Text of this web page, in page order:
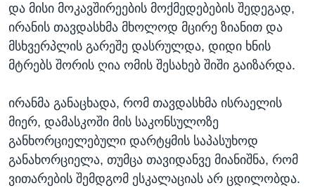
და მისი მოკავშირეების მოქმედებების შედეგად,
ირანის თავდასხმა მხოლოდ მცირე ზიანით და
მსხვერპლის გარეშე დასრულდა, დიდი ხნის
მტრებს შორის ღია ომის შესახებ შიში გაიზარდა.
ირანმა განაცხადა, რომ თავდასხმა ისრაელის
მიერ, დამასკოში მის საკონსულოზე
განხორციელებული დარტყმის საპასუხოდ
განახორციელა, თუმცა თავიდანვე მიანიშნა, რომ
ვითარების შემდგომ ესკალაციას არ ცდილობდა.